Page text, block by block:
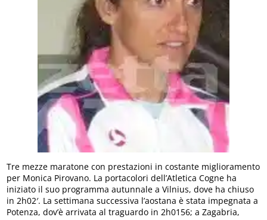
Tre mezze maratone con prestazioni in costante miglioramento
per Monica Pirovano. La portacolori dell’Atletica Cogne ha
iniziato il suo programma autunnale a Vilnius, dove ha chiuso
in 2h02′. La settimana successiva l’aostana è stata impegnata a
Potenza, dov’è arrivata al traguardo in 2h0156; a Zagabria,